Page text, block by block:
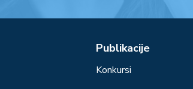
Publikacije
Konkursi